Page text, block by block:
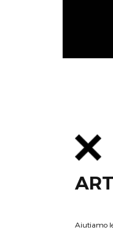
Aiutiamo